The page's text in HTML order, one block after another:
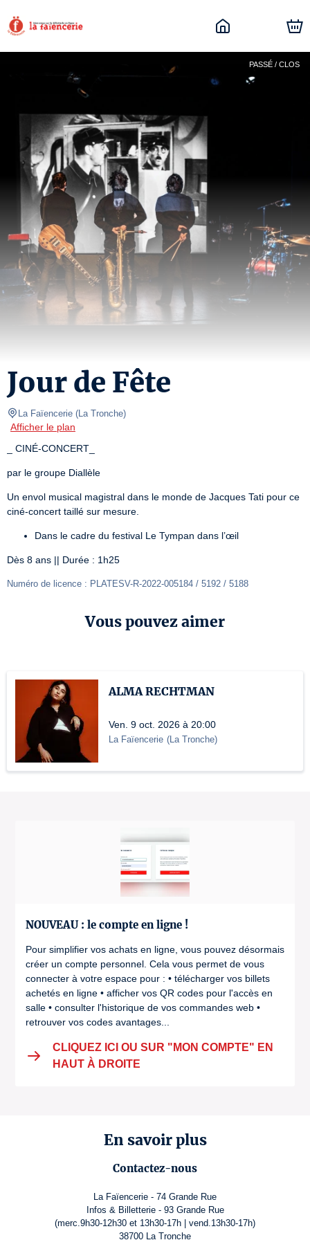
PASSÉ / CLOS
Jour de Fête
La Faïencerie (La Tronche)
Afficher le plan
_ CINÉ-CONCERT_
par le groupe Diallèle
Un envol musical magistral dans le monde de Jacques Tati pour ce
ciné-concert taillé sur mesure.
Dans le cadre du festival Le Tympan dans l’œil
Dès 8 ans || Durée : 1h25
Numéro de licence : PLATESV-R-2022-005184 / 5192 / 5188
Vous pouvez aimer
ALMA RECHTMAN
Ven. 9 oct. 2026 à 20:00
La Faïencerie (La Tronche)
NOUVEAU : le compte en ligne !
Pour simplifier vos achats en ligne, vous pouvez désormais
créer un compte personnel. Cela vous permet de vous
connecter à votre espace pour : • télécharger vos billets
achetés en ligne • afficher vos QR codes pour l'accès en
salle • consulter l'historique de vos commandes web •
retrouver vos codes avantages...
CLIQUEZ ICI OU SUR "MON COMPTE" EN
HAUT À DROITE
En savoir plus
Contactez-nous
La Faïencerie - 74 Grande Rue
Infos & Billetterie - 93 Grande Rue
(merc.9h30-12h30 et 13h30-17h | vend.13h30-17h)
38700 La Tronche